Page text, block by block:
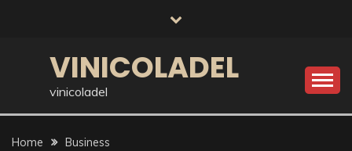
VINICOLADEL
vinicoladel
Home
Business